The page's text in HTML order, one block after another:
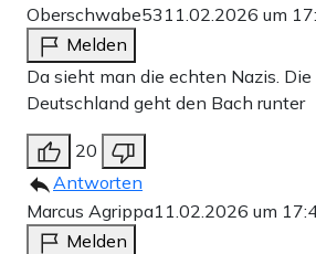
Oberschwabe53 11.02.2026 um
Melden
Da sieht man die echten Nazis.
Deutschland geht den Bach runter
20
Antworten
Marcus Agrippa11.02.2026 um
Melden